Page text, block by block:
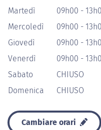
Martedì
09h00 -
Mercoledì
09h00 -
Giovedì
09h00 -
Venerdì
09h00 -
Sabato
CHIUSO
Domenica
CHIUSO
Cambiare orari